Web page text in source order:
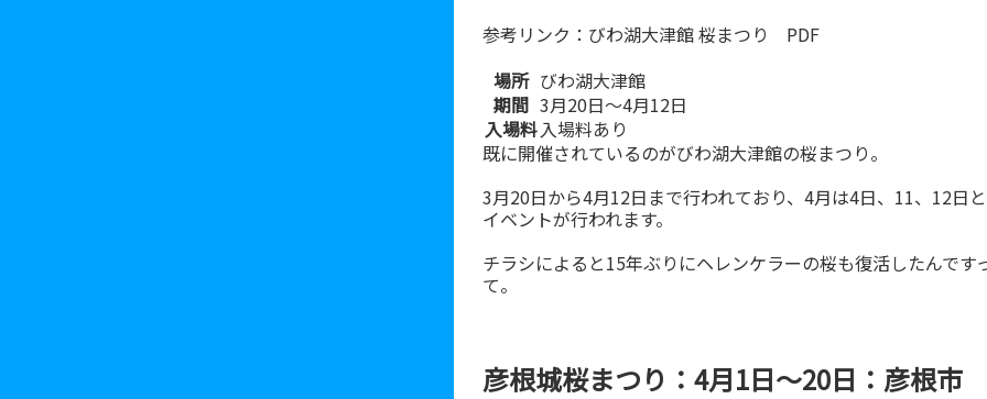
参考リンク： びわ湖大津館 桜まつり PDF
場所 びわ湖大津館
期間 3月20日～4月12日
入場料入場料あり
既に開催されているのがびわ湖大津館の桜まつり。
3月20日から4月12日まで行われており、4月は4日、11、12日と
イベントが行われます。
チラシによると15年ぶりにヘレンケラーの桜も復活したんです
て。
彦根城桜まつり：4月1日～20日：彦根市